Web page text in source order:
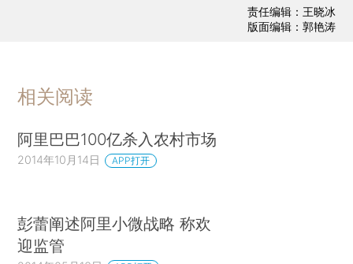
责任编辑：王晓冰
版面编辑：郭艳涛
相关阅读
阿里巴巴100亿杀入农村市场
2014年10月14日 APP打开
彭蕾阐述阿里小微战略 称欢
迎监管